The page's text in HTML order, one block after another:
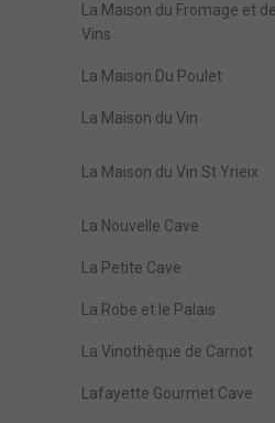
La Maison du Fromage et
Vins
La Maison Du Poulet
La Maison du Vin
La Maison du Vin St Yrieix
La Nouvelle Cave
La Petite Cave
La Robe et le Palais
La Vinothèque de Carnot
Lafayette Gourmet Cave